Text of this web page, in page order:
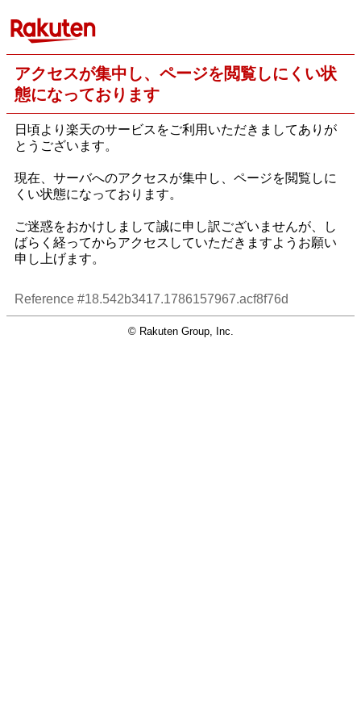
アクセスが集中し、ページを閲覧しにくい状
態になっております
日頃より楽天のサービスをご利用いただきましてありが
とうございます。
現在、サーバへのアクセスが集中し、ページを閲覧しに
くい状態になっております。
ご迷惑をおかけしまして誠に申し訳ございませんが、し
ばらく経ってからアクセスしていただきますようお願い
申し上げます。
Reference #18.542b3417.1786157967.acf8f76d
© Rakuten Group, Inc.